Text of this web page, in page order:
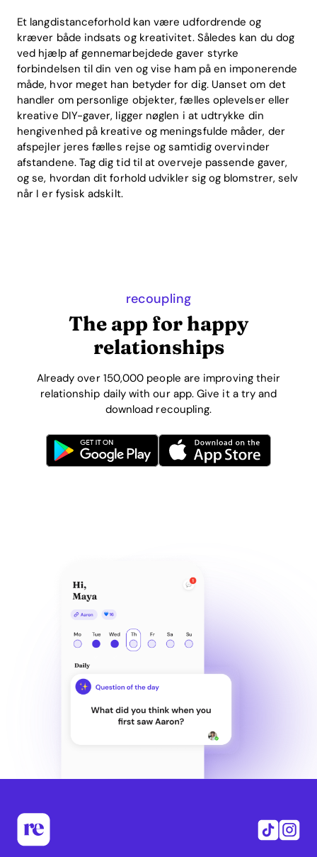
Et langdistanceforhold kan være udfordrende og
kræver både indsats og kreativitet. Således kan du dog
ved hjælp af gennemarbejdede gaver styrke
forbindelsen til din ven og vise ham på en imponerende
måde, hvor meget han betyder for dig. Uanset om det
handler om personlige objekter, fælles oplevelser eller
kreative DIY-gaver, ligger nøglen i at udtrykke din
hengivenhed på kreative og meningsfulde måder, der
afspejler jeres fælles rejse og samtidig overvinder
afstandene. Tag dig tid til at overveje passende gaver,
og se, hvordan dit forhold udvikler sig og blomstrer, selv
når I er fysisk adskilt.
recoupling
The app for happy
relationships
Already over 150,000 people are improving their
relationship daily with our app. Give it a try and
download recoupling.